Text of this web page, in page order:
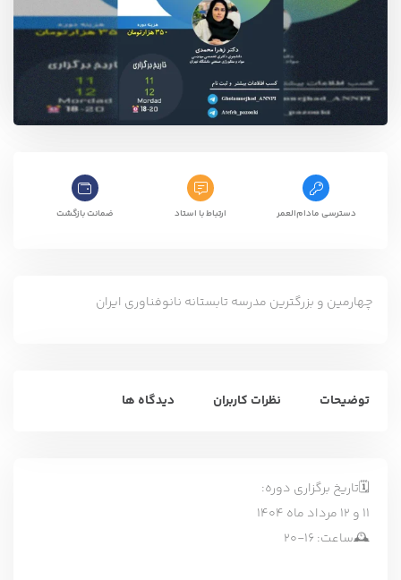
ت
ز
0
ر
دسترسی مادام‌العمر ارتباط با استاد ضمانت بازگشت
چهارمین و بزرگترین مدرسه تابستانه نانوفناوری ایران
توضیحات نظرات کاربران دیدگاه ها
🗓تاریخ برگزاری دوره:
۱۱ و ۱۲ مرداد ماه ۱۴۰۴
🕰ساعت: ۱۶-۲۰